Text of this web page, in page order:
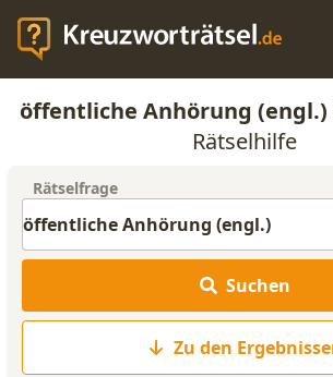
KREUZWORTRÄTSEL-
ANAGRAMM-
WORTLISTE
öffentliche Anhörung (engl.)
Rätselhilfe
Rätselfrage
Suchen
Zu den